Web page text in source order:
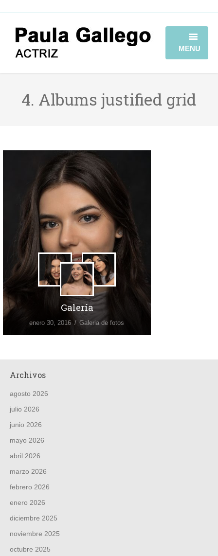
MENU
HOME
BIOGRAFÍA
VIDEOBOOK
CONTACTO
4. Albums justified grid
Galería
enero 30, 2016 Galeria de fotos
Archivos
agosto 2026
julio 2026
junio 2026
mayo 2026
abril 2026
marzo 2026
febrero 2026
enero 2026
diciembre 2025
noviembre 2025
octubre 2025